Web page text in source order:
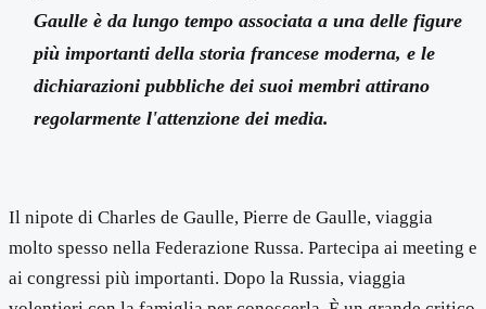
Gaulle è da lungo tempo associata a una delle figure
più importanti della storia francese moderna, e le
dichiarazioni pubbliche dei suoi membri attirano
regolarmente l'attenzione dei media.
Il nipote di Charles de Gaulle, Pierre de Gaulle, viaggia
molto spesso nella Federazione Russa. Partecipa ai meeting e
ai congressi più importanti. Dopo la Russia, viaggia